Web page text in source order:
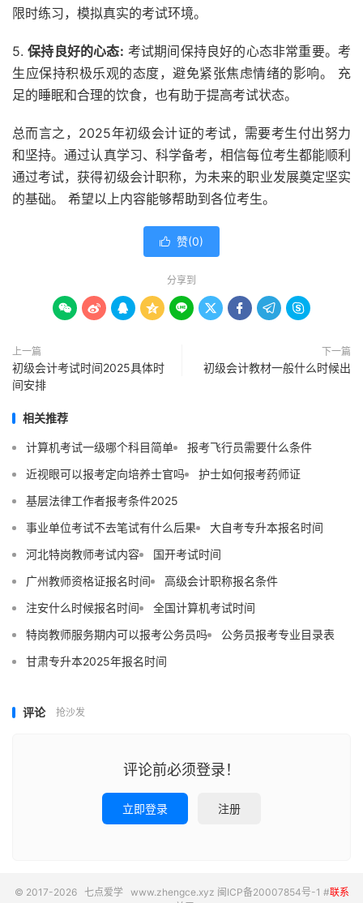
限时练习，模拟真实的考试环境。
5.保持良好的心态: 考试期间保持良好的心态非常重要。考
生应保持积极乐观的态度，避免紧张焦虑情绪的影响。 充
足的睡眠和合理的饮食，也有助于提高考试状态。
总而言之，2025年初级会计证的考试，需要考生付出努力
和坚持。通过认真学习、科学备考，相信每位考生都能顺利
通过考试，获得初级会计职称，为未来的职业发展奠定坚实
的基础。 希望以上内容能够帮助到各位考生。
 赞(0)
分享到
        
上一篇
初级会计考试时间2025具体时
间安排
下一篇
初级会计教材一般什么时候出
相关推荐
计算机考试一级哪个科目简单
报考飞行员需要什么条件
近视眼可以报考定向培养士官吗
护士如何报考药师证
基层法律工作者报考条件2025
事业单位考试不去笔试有什么后果
大自考专升本报名时间
河北特岗教师考试内容
国开考试时间
广州教师资格证报名时间
高级会计职称报名条件
注安什么时候报名时间
全国计算机考试时间
特岗教师服务期内可以报考公务员吗
公务员报考专业目录表
甘肃专升本2025年报名时间
评论 抢沙发
评论前必须登录！
立即登录 注册
© 2017-2026 七点爱学www.zhengce.xyz 闽ICP备20007854号-1 #联系